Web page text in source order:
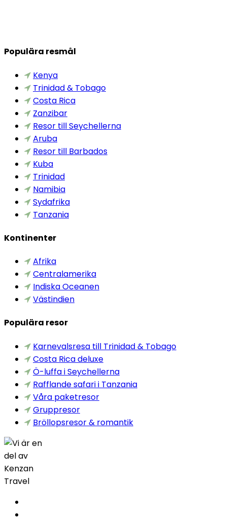
Populära resmål
Kenya
Trinidad & Tobago
Costa Rica
Zanzibar
Resor till Seychellerna
Aruba
Resor till Barbados
Kuba
Trinidad
Namibia
Sydafrika
Tanzania
Kontinenter
Afrika
Centralamerika
Indiska Oceanen
Västindien
Populära resor
Karnevalsresa till Trinidad & Tobago
Costa Rica deluxe
Ö-luffa i Seychellerna
Rafflande safari i Tanzania
Våra paketresor
Gruppresor
Bröllopsresor & romantik